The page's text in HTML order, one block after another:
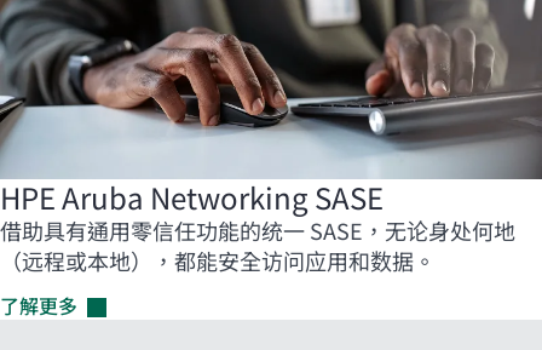
HPE Aruba Networking SASE
借助具有通用零信任功能的统一 SASE，无论身处何地
（远程或本地），都能安全访问应用和数据。
了解更多